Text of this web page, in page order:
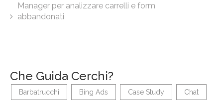
Manager per analizzare carrelli e form
abbandonati
Che Guida Cerchi?
Barbatrucchi Bing Ads Case Study Chat